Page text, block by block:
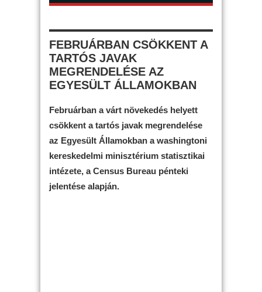
FEBRUÁRBAN CSÖKKENT A
TARTÓS JAVAK
MEGRENDELÉSE AZ
EGYESÜLT ÁLLAMOKBAN
Februárban a várt növekedés helyett
csökkent a tartós javak megrendelése
az Egyesült Államokban a washingtoni
kereskedelmi minisztérium statisztikai
intézete, a Census Bureau pénteki
jelentése alapján.